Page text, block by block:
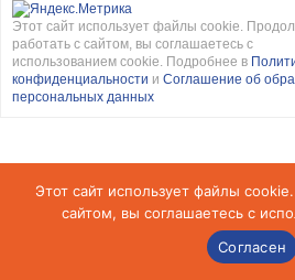
Этот сайт использует файлы cookie.
работать с сайтом, вы соглашаетесь с
использованием cookie. Подробнее в
конфиденциальности и Соглашение об
персональных данных
Этот сайт использует файлы
сайтом, вы соглашаетесь с
Согласен